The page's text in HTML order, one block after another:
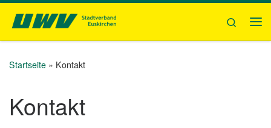
Zum Inhalt springen
Search
Startseite » Kontakt
Kontakt